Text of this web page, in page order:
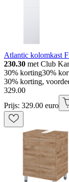
Atlantic kolomkast
230.30 met Club
30% korting30%
30% korting,
329.00
Prijs: 329.00 euro